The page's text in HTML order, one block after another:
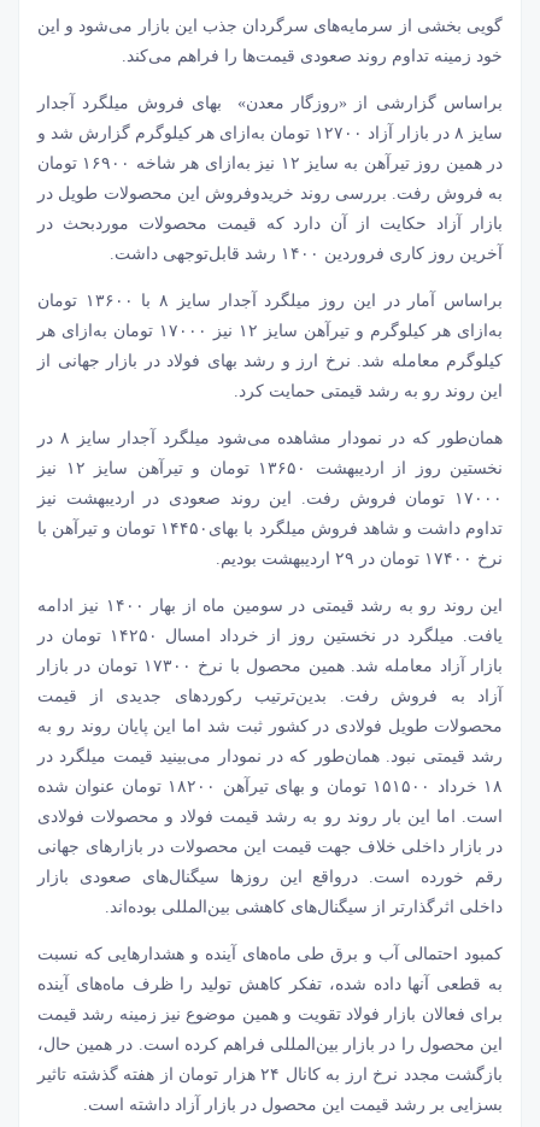
گویی بخشی از سرمایه‌های سرگردان جذب این بازار می‌شود و این
خود زمینه تداوم روند صعودی قیمت‌ها را فراهم می‌کند.
براساس گزارشی از «روزگار معدن» بهای فروش میلگرد آجدار
سایز ۸ در بازار آزاد ۱۲۷۰۰ تومان به‌ازای هر کیلوگرم گزارش شد و
در همین روز تیرآهن به سایز ۱۲ نیز به‌ازای هر شاخه ۱۶۹۰۰ تومان
به فروش رفت. بررسی روند خریدوفروش این محصولات طویل در
بازار آزاد حکایت از آن دارد که قیمت محصولات موردبحث در
آخرین روز کاری فروردین ۱۴۰۰ رشد قابل‌توجهی داشت.
براساس آمار در این روز میلگرد آجدار سایز ۸ با ۱۳۶۰۰ تومان
به‌ازای هر کیلوگرم و تیرآهن سایز ۱۲ نیز ۱۷۰۰۰ تومان به‌ازای هر
کیلوگرم معامله شد. نرخ ارز و رشد بهای فولاد در بازار جهانی از
این روند رو به رشد قیمتی حمایت کرد.
همان‌طور که در نمودار مشاهده می‌شود میلگرد آجدار سایز ۸ در
نخستین روز از اردیبهشت ۱۳۶۵۰ تومان و تیرآهن سایز ۱۲ نیز
۱۷۰۰۰ تومان فروش رفت. این روند صعودی در اردیبهشت نیز
تداوم داشت و شاهد فروش میلگرد با بهای۱۴۴۵۰ تومان و تیرآهن با
نرخ ۱۷۴۰۰ تومان در ۲۹ اردیبهشت بودیم.
این روند رو به رشد قیمتی در سومین ماه از بهار ۱۴۰۰ نیز ادامه
یافت. میلگرد در نخستین روز از خرداد امسال ۱۴۲۵۰ تومان در
بازار آزاد معامله شد. همین محصول با نرخ ۱۷۳۰۰ تومان در بازار
آزاد به فروش رفت. بدین‌ترتیب رکوردهای جدیدی از قیمت
محصولات طویل فولادی در کشور ثبت شد اما این پایان روند رو به
رشد قیمتی نبود. همان‌طور که در نمودار می‌بینید قیمت میلگرد در
۱۸ خرداد ۱۵۱۵۰۰ تومان و بهای تیرآهن ۱۸۲۰۰ تومان عنوان شده
است. اما این بار روند رو به رشد قیمت فولاد و محصولات فولادی
در بازار داخلی خلاف جهت قیمت این محصولات در بازارهای جهانی
رقم خورده است. درواقع این روزها سیگنال‌های صعودی بازار
داخلی اثرگذارتر از سیگنال‌های کاهشی بین‌المللی بوده‌اند.
کمبود احتمالی آب و برق طی ماه‌های آینده و هشدارهایی که نسبت
به قطعی آنها داده شده، تفکر کاهش تولید را ظرف ماه‌های آینده
برای فعالان بازار فولاد تقویت و همین موضوع نیز زمینه رشد قیمت
این محصول را در بازار بین‌المللی فراهم کرده است. در همین حال،
بازگشت مجدد نرخ ارز به کانال ۲۴ هزار تومان از هفته گذشته تاثیر
بسزایی بر رشد قیمت این محصول در بازار آزاد داشته است.